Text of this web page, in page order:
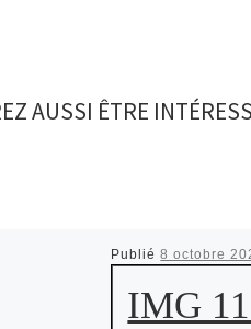
AUSSI ÊTRE
Publié8 octobre
IMG